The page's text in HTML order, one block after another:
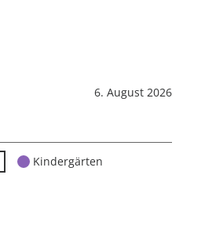
6. August 2026
Kindergärten